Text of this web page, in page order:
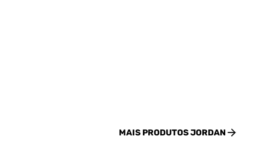
MAIS PRODUTOSJORDAN